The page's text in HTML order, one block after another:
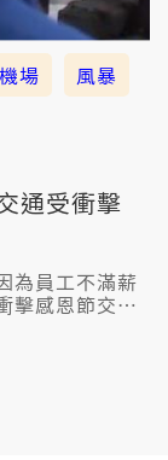
場
風暴
通受衝擊
為員工不滿薪
擊感恩節交